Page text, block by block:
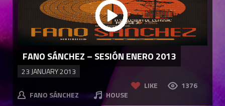
LIKE 1376
FANO SÁNCHEZ – SESIÓN ENERO 2013
23 JANUARY 2013
FANO SÁNCHEZ HOUSE